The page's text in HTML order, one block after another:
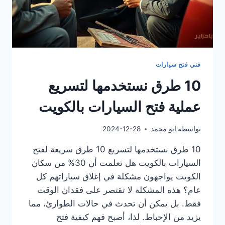
فني فتح سيارات
10 طرق نستخدمها لتسريع
عملية فتح السيارات بالكويت
بواسطة ابو محمد 2024-12-28
10 طرق نستخدمها لتسريع 10 طرق سريعة لفتح
السيارات بالكويت هل تعلمت أن 30% من سكان
الكويت يواجهون مشكلة في إغلاق سياراتهم كل
عام؟ هذه المشكلة لا تقتصر على فقدان الوقت
فقط. بل يمكن أن تحدث في حالات الطوارئ، مما
يزيد من الإحباط. لذا، أصبح فهم كيفية فتح